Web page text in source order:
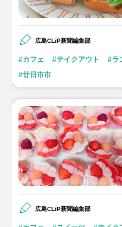
広島CLiP新聞編集部
カフェ テイクアウト ラ
廿日市市
広島CLiP新聞編集部